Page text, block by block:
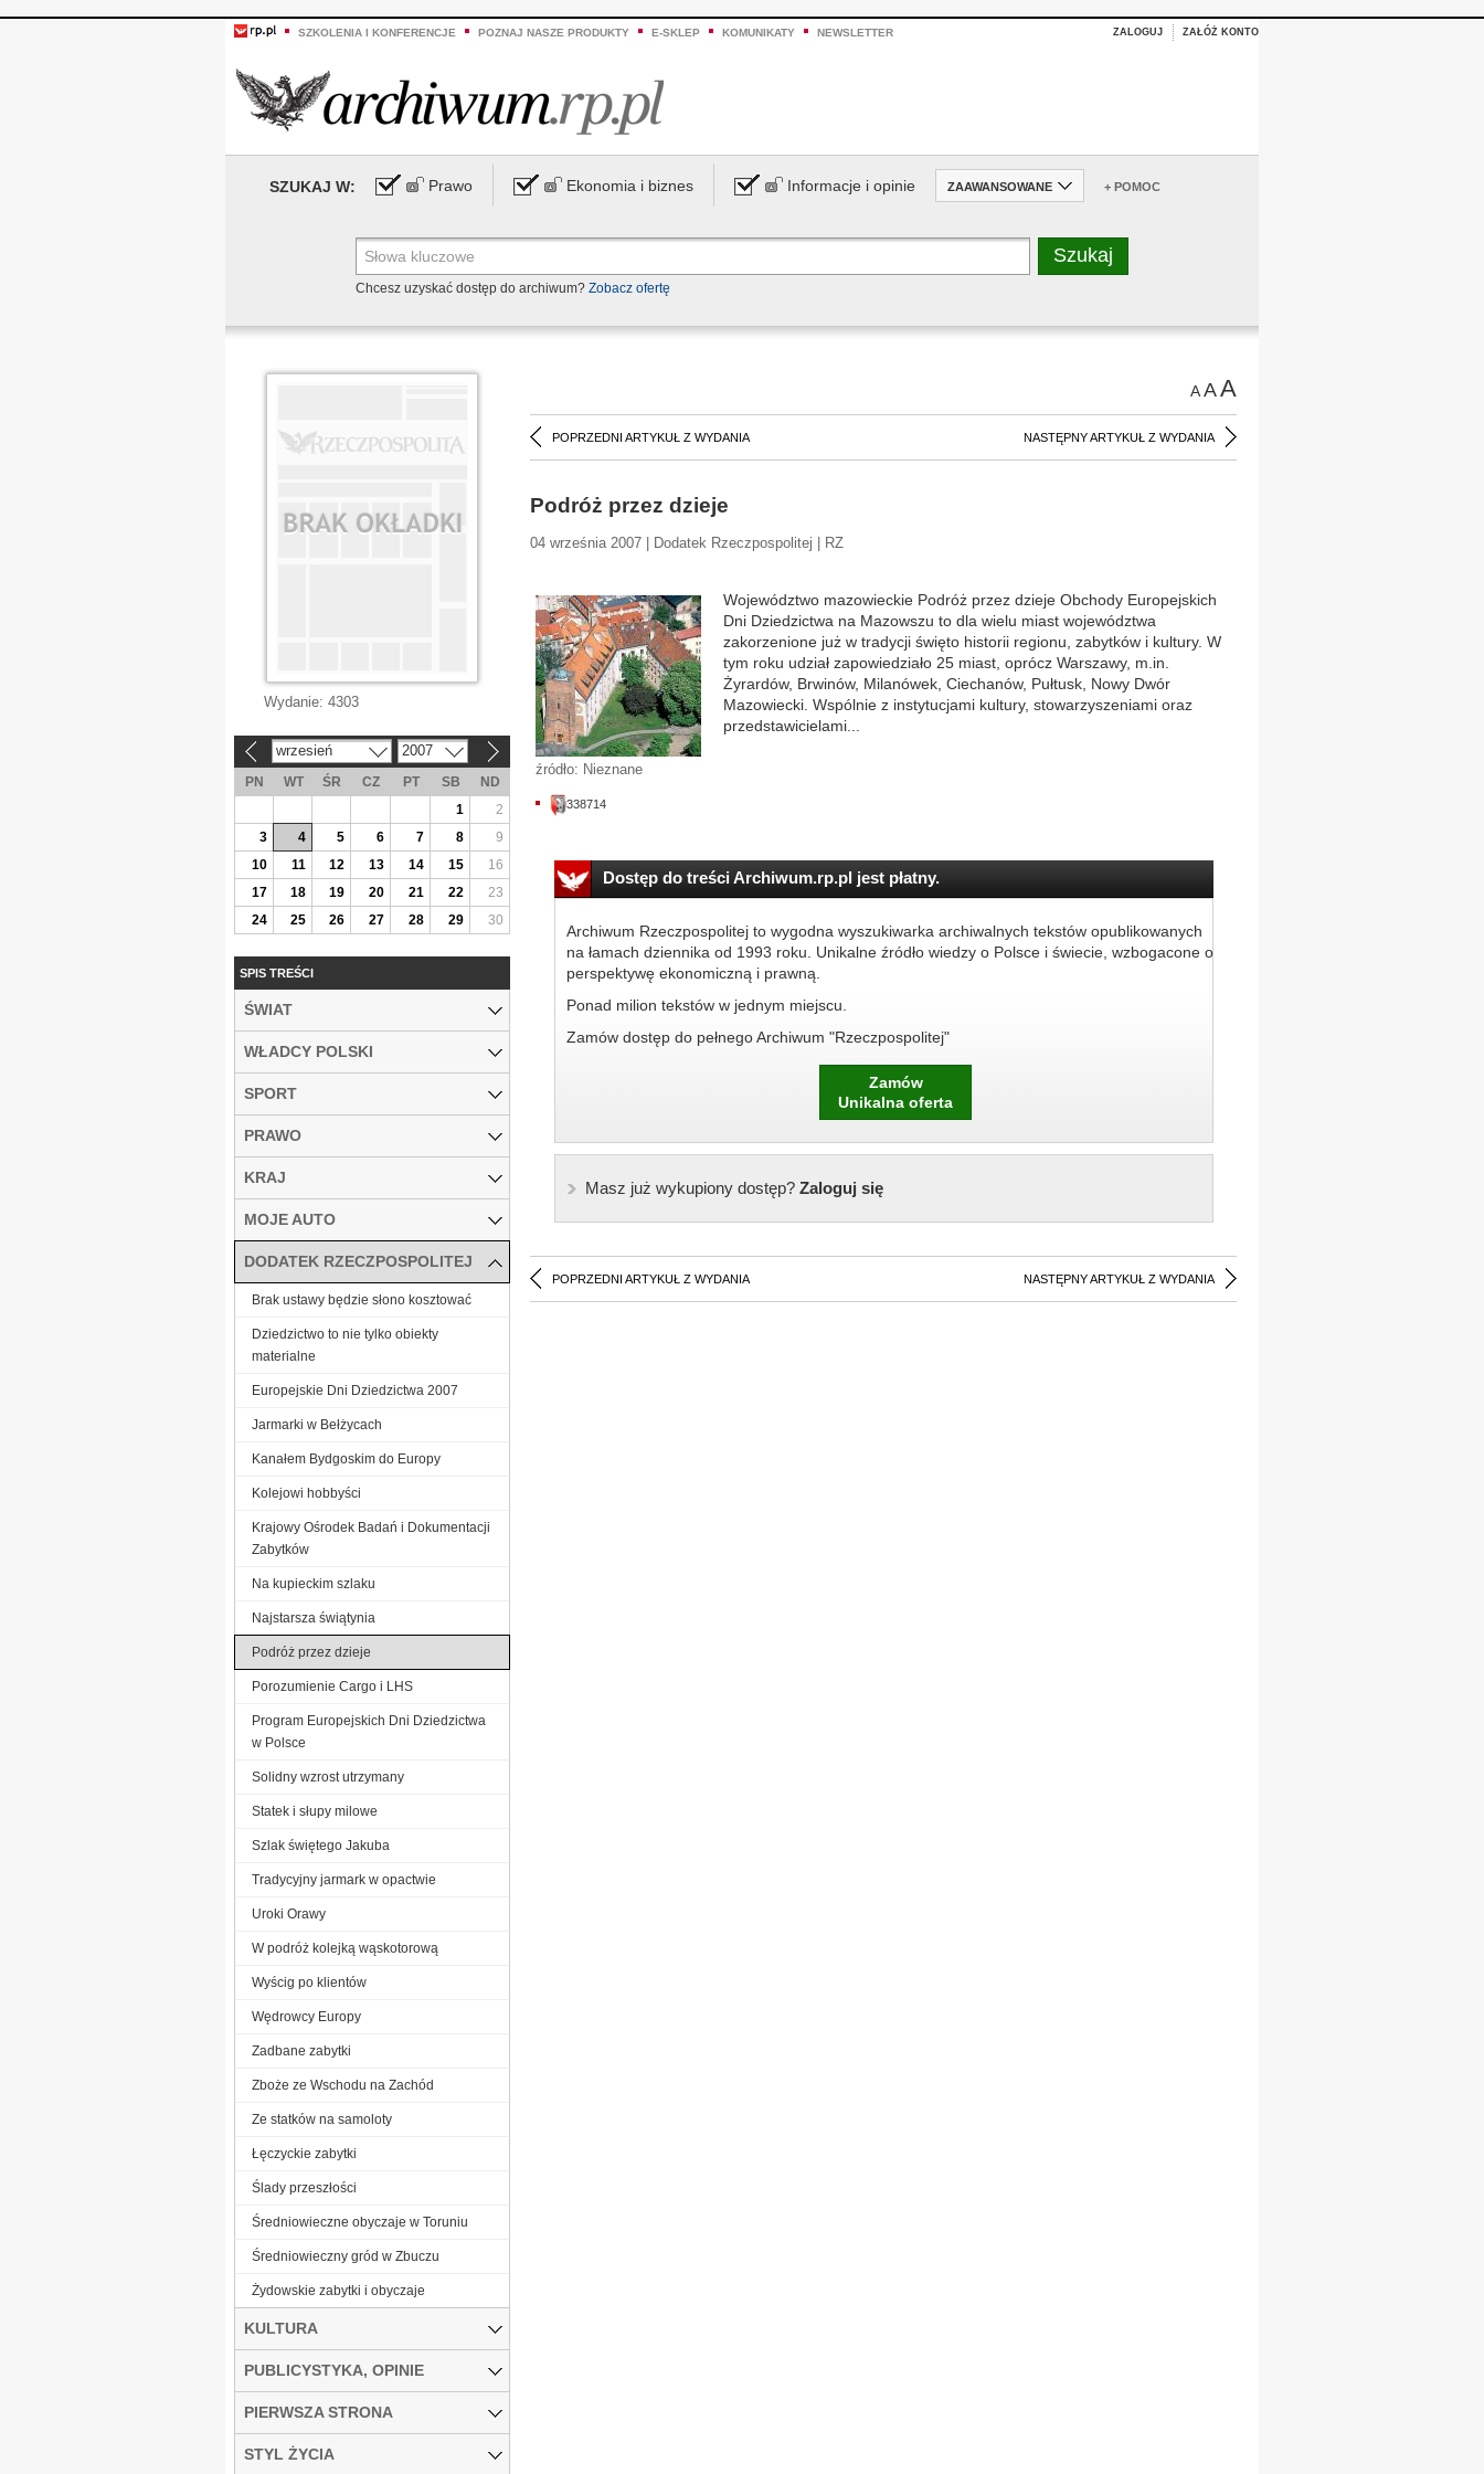
SZKOLENIA I KONFERENCJE POZNAJ NASZE PRODUKTY E-SKLEP KOMUNIKATY NEWSLETTER ZALOGUJ ZAŁÓŻ KONTO
SZUKAJ W: Prawo Ekonomia i biznes Informacje i opinie ZAAWANSOWANE + POMOC
Chcesz uzyskać dostęp do archiwum? Zobacz ofertę
AAA
POPRZEDNI ARTYKUŁ Z WYDANIA NASTĘPNY ARTYKUŁ Z WYDANIA
Podróż przez dzieje
04 września 2007 | Dodatek Rzeczpospolitej | RZ
źródło: Nieznane
338714
Województwo mazowieckie Podróż przez dzieje Obchody Europejskich
Dni Dziedzictwa na Mazowszu to dla wielu miast województwa
zakorzenione już w tradycji święto historii regionu, zabytków i kultury. W
tym roku udział zapowiedziało 25 miast, oprócz Warszawy, m.in.
Żyrardów, Brwinów, Milanówek, Ciechanów, Pułtusk, Nowy Dwór
Mazowiecki. Wspólnie z instytucjami kultury, stowarzyszeniami oraz
przedstawicielami...
Dostęp do treści Archiwum.rp.pl jest płatny.
Archiwum Rzeczpospolitej to wygodna wyszukiwarka archiwalnych tekstów opublikowanych
na łamach dziennika od 1993 roku. Unikalne źródło wiedzy o Polsce i świecie, wzbogacone o
perspektywę ekonomiczną i prawną.
Ponad milion tekstów w jednym miejscu.
Zamów dostęp do pełnego Archiwum "Rzeczpospolitej"
Zamów
Unikalna oferta
Masz już wykupiony dostęp?Zaloguj się
POPRZEDNI ARTYKUŁ Z WYDANIA NASTĘPNY ARTYKUŁ Z WYDANIA
Wydanie: 4303
wrzesień 2007
PN WT ŚR CZ PT SB
ND
1
2
3
4 5 6 7 8
9
10
11 12 13 14 15
16
17
18 19 20 21 22
23
24
25 26 27 28 29 30
SPIS TREŚCI
ŚWIAT
WŁADCY POLSKI
SPORT
PRAWO
KRAJ
MOJE AUTO
DODATEK RZECZPOSPOLITEJ
Brak ustawy będzie słono kosztować
Dziedzictwo to nie tylko obiekty
materialne
Europejskie Dni Dziedzictwa 2007
Jarmarki w Bełżycach
Kanałem Bydgoskim do Europy
Kolejowi hobbyści
Krajowy Ośrodek Badań i Dokumentacji
Zabytków
Na kupieckim szlaku
Najstarsza świątynia
Podróż przez dzieje
Porozumienie Cargo i LHS
Program Europejskich Dni Dziedzictwa
w Polsce
Solidny wzrost utrzymany
Statek i słupy milowe
Szlak świętego Jakuba
Tradycyjny jarmark w opactwie
Uroki Orawy
W podróż kolejką wąskotorową
Wyścig po klientów
Wędrowcy Europy
Zadbane zabytki
Zboże ze Wschodu na Zachód
Ze statków na samoloty
Łęczyckie zabytki
Ślady przeszłości
Średniowieczne obyczaje w Toruniu
Średniowieczny gród w Zbuczu
Żydowskie zabytki i obyczaje
KULTURA
PUBLICYSTYKA, OPINIE
PIERWSZA STRONA
STYL ŻYCIA